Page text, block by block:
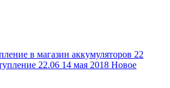
в магазин аккумуляторов 22
22.06 14 мая 2018 Новое